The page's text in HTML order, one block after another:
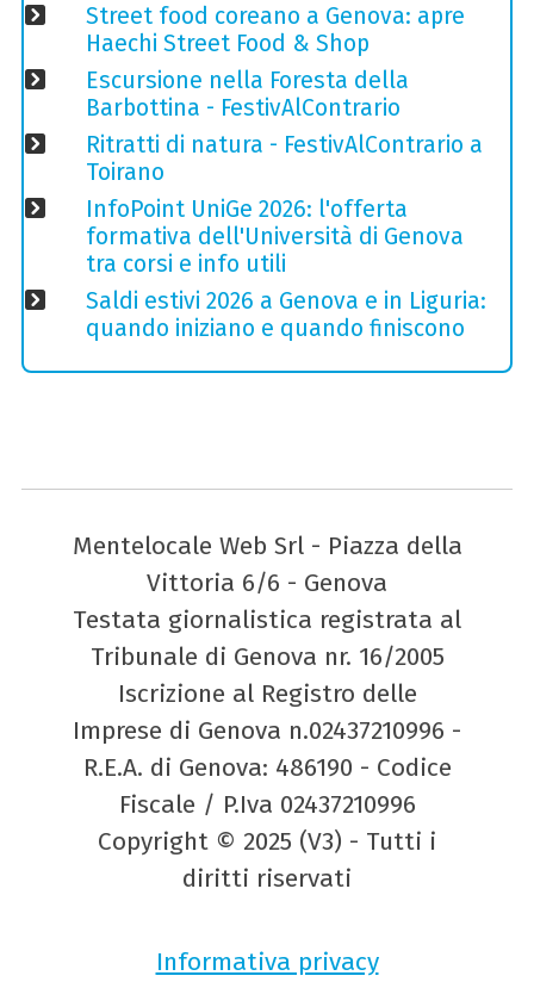
Street food coreano a Genova: apre
Haechi Street Food & Shop
Escursione nella Foresta della
Barbottina - FestivAlContrario
Ritratti di natura - FestivAlContrario a
Toirano
InfoPoint UniGe 2026: l'offerta
formativa dell'Università di Genova
tra corsi e info utili
Saldi estivi 2026 a Genova e in Liguria:
quando iniziano e quando finiscono
Mentelocale Web Srl - Piazza della
Vittoria 6/6 - Genova
Testata giornalistica registrata al
Tribunale di Genova nr. 16/2005
Iscrizione al Registro delle
Imprese di Genova n.02437210996 -
R.E.A. di Genova: 486190 - Codice
Fiscale / P.Iva 02437210996
Copyright © 2025 (V3) - Tutti i
diritti riservati
Informativa privacy